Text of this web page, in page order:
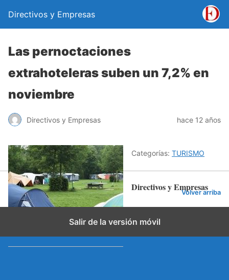
Directivos y Empresas
Las pernoctaciones
extrahoteleras suben un 7,2% en
noviembre
Directivos y Empresas hace 12 años
Categorías: TURISMO
Directivos y Empresas
Volver arriba
Salir de la versión móvil